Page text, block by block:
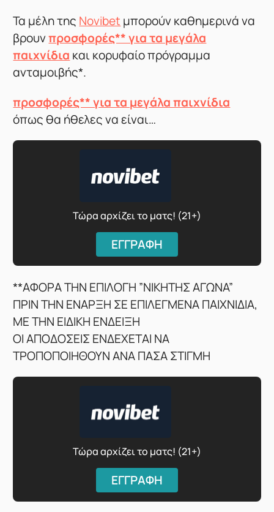
Τα μέλη της Novibet μπορούν καθημερινά να
βρουνπροσφορές** για τα μεγάλα
παιχνίδια και κορυφαίο πρόγραμμα
ανταμοιβής*.
προσφορές** για τα μεγάλα παιχνίδια
όπως θα ήθελες να είναι…
Τώρα αρχίζει το ματς! (21+)
ΕΓΓΡΑΦΗ
**ΑΦΟΡΑ ΤΗΝ ΕΠΙΛΟΓΗ ”ΝΙΚΗΤΗΣ ΑΓΩΝΑ”
ΠΡΙΝ ΤΗΝ ΕΝΑΡΞΗ ΣΕ ΕΠΙΛΕΓΜΕΝΑ ΠΑΙΧΝΙΔΙΑ,
ΜΕ ΤΗΝ ΕΙΔΙΚΗ ΕΝΔΕΙΞΗ
ΟΙ ΑΠΟΔΟΣΕΙΣ ΕΝΔΕΧΕΤΑΙ ΝΑ
ΤΡΟΠΟΠΟΙΗΘΟΥΝ ΑΝΑ ΠΑΣΑ ΣΤΙΓΜΗ
Τώρα αρχίζει το ματς! (21+)
ΕΓΓΡΑΦΗ